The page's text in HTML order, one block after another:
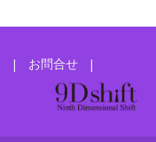
| お問合せ|